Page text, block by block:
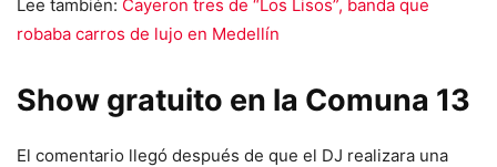
Lee también: Cayeron tres de “Los Lisos”, banda que
robaba carros de lujo en Medellín
Show gratuito en la Comuna 13
El comentario llegó después de que el DJ realizara una